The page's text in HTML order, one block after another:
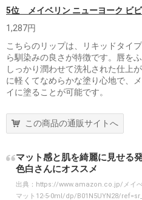
5位 メイベリン ニューヨーク ビ
1,287円
こちらのリップは、リキッドタイ
ら馴染みの良さが特徴です。唇を
しっかり潤わせて洗礼された仕上
に軽くてなめらかな塗り心地で、
イに塗ることが可能です。
この商品の通販サイトへ
マット感と肌を綺麗に見せる
色白さんにオススメ
出典： https://www.amazon.co.jp/メイべ
マット12-5-0ml/dp/B01N5UYN28/